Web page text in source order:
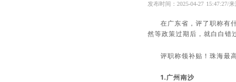
发布时间：2025-04-27 15:47:27/来
在广东省，评了职称有
然等政策过期后，就白白错
评职称领补贴！珠海最
1.广州南沙